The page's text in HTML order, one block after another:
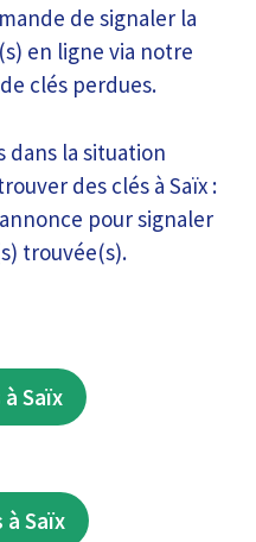
de signaler la
en ligne via notre
clés perdues.
dans la situation
des clés à Saïx :
pour signaler
trouvée(s).
Saïx
à Saïx